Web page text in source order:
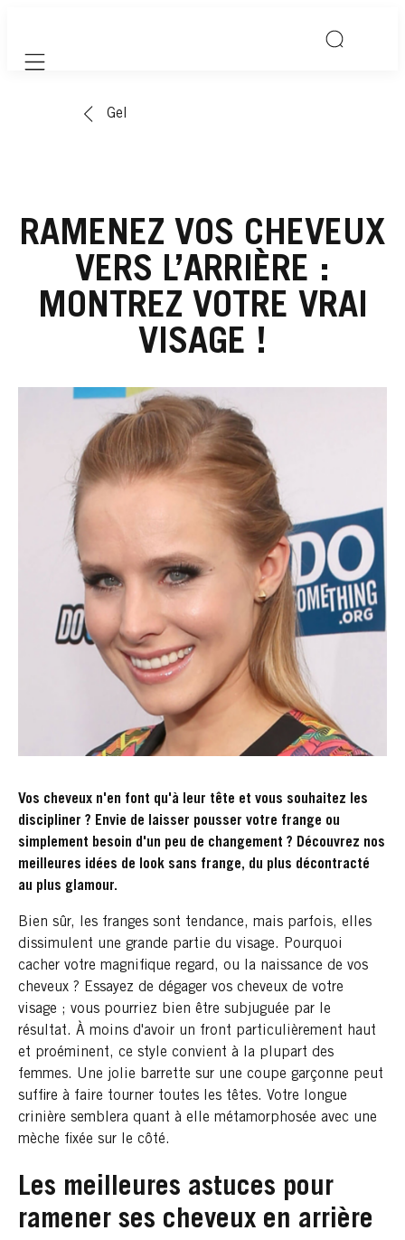
Mobile navigation
Gel
RAMENEZ VOS CHEVEUX
VERS L’ARRIÈRE :
MONTREZ VOTRE VRAI
VISAGE !
Vos cheveux n'en font qu'à leur tête et vous souhaitez les
discipliner ? Envie de laisser pousser votre frange ou
simplement besoin d'un peu de changement ? Découvrez nos
meilleures idées de look sans frange, du plus décontracté
au plus glamour.
Bien sûr, les franges sont tendance, mais parfois, elles
dissimulent une grande partie du visage. Pourquoi
cacher votre magnifique regard, ou la naissance de vos
cheveux ? Essayez de dégager vos cheveux de votre
visage ; vous pourriez bien être subjuguée par le
résultat. À moins d'avoir un front particulièrement haut
et proéminent, ce style convient à la plupart des
femmes. Une jolie barrette sur une coupe garçonne peut
suffire à faire tourner toutes les têtes. Votre longue
crinière semblera quant à elle métamorphosée avec une
mèche fixée sur le côté.
Les meilleures astuces pour
ramener ses cheveux en arrière